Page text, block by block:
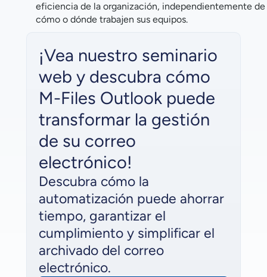
eficiencia de la organización, independientemente de
cómo o dónde trabajen sus equipos.
¡Vea nuestro seminario
web y descubra cómo
M-Files Outlook puede
transformar la gestión
de su correo
electrónico!
Descubra cómo la
automatización puede ahorrar
tiempo, garantizar el
cumplimiento y simplificar el
archivado del correo
electrónico.